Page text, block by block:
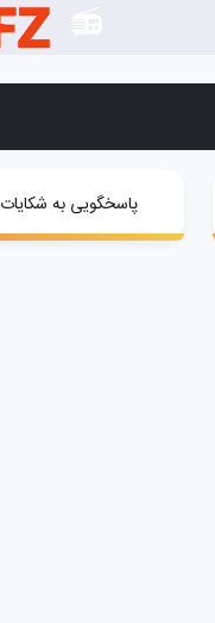
پاسخگویی به شکایات